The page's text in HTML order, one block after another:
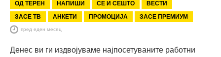
ОД ТЕРЕН НАПИШИ СЕ И СЕШТО
ВЕСТИ
ЗАСЕ ТВ
АНКЕТИ ПРОМОЦИЈА ЗАСЕ ПРЕМИУМ
пред еден месец
Денес ви ги издвојуваме најпосетуваните работни